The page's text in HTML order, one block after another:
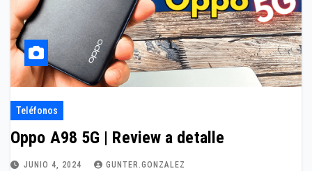
Teléfonos
Oppo A98 5G | Review a detalle
JUNIO 4, 2024 GUNTER.GONZALEZ